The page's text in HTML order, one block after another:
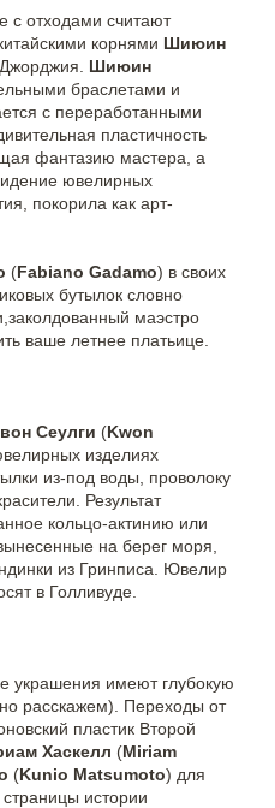
с отходами считают
корнями Шиюин
Шиюин
браслетами и
с переработанными
пластичность
фантазию мастера, а
ювелирных
покорила как арт-
(Fabiano Gadamo) в своих
бутылок словно
маэстро
ваше летнее платьице.
Сеулги (Kwon
изделиях
из-под воды, проволоку
Результат
кольцо-актинию или
на берег моря,
из Гринписа. Ювелир
в Голливуде.
украшения имеют глубокую
расскажем). Переходы от
пластик Второй
Хаскелл (Miriam
(Kunio Matsumoto) для
истории